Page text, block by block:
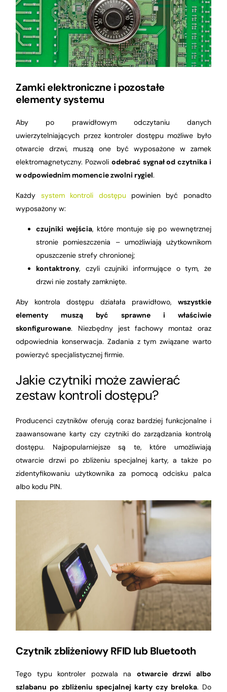
Zamki elektroniczne i pozostałe
elementy systemu
Aby po prawidłowym odczytaniu danych
uwierzytelniających przez kontroler dostępu możliwe było
otwarcie drzwi, muszą one być wyposażone w zamek
elektromagnetyczny. Pozwoli odebrać sygnał od czytnika i
w odpowiednim momencie zwolni rygiel.
Każdy system kontroli dostępu powinien być ponadto
wyposażony w:
czujniki wejścia, które montuje się po wewnętrznej
stronie pomieszczenia – umożliwiają użytkownikom
opuszczenie strefy chronionej;
kontaktrony, czyli czujniki informujące o tym, że
drzwi nie zostały zamknięte.
Aby kontrola dostępu działała prawidłowo, wszystkie
elementy muszą być sprawne i właściwie
skonfigurowane. Niezbędny jest fachowy montaż oraz
odpowiednia konserwacja. Zadania z tym związane warto
powierzyć specjalistycznej firmie.
Jakie czytniki może zawierać
zestaw kontroli dostępu?
Producenci czytników oferują coraz bardziej funkcjonalne i
zaawansowane karty czy czytniki do zarządzania kontrolą
dostępu. Najpopularniejsze są te, które umożliwiają
otwarcie drzwi po zbliżeniu specjalnej karty, a także po
zidentyfikowaniu użytkownika za pomocą odcisku palca
albo kodu PIN.
Czytnik zbliżeniowy RFID lub Bluetooth
Tego typu kontroler pozwala na otwarcie drzwi albo
szlabanu po zbliżeniu specjalnej karty czy breloka. Do